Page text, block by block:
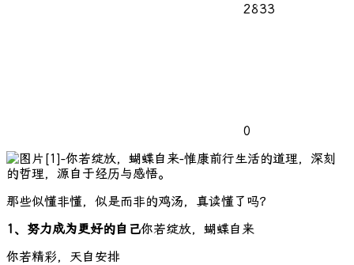
2833
0
生活的道理，深刻
的哲理，源自于经历与感悟。
那些似懂非懂，似是而非的鸡汤，真读懂了吗？
1、努力成为更好的自己你若绽放，蝴蝶自来
你若精彩，天自安排